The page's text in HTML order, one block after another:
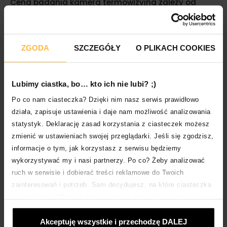
ZGODA SZCZEGÓŁY O PLIKACH COOKIES
Lubimy ciastka, bo… kto ich nie lubi? ;)
Po co nam ciasteczka? Dzięki nim nasz serwis prawidłowo
działa, zapisuje ustawienia i daje nam możliwość analizowania
statystyk. Deklarację zasad korzystania z ciasteczek możesz
zmienić w ustawieniach swojej przeglądarki. Jeśli się zgodzisz,
informacje o tym, jak korzystasz z serwisu będziemy
wykorzystywać my i nasi partnerzy. Po co? Żeby analizować
ruch w serwisie i dobierać treści reklamowe do Twoich
zainteresowań i potrzeb. Sam decydujesz, na które ciasteczka
„Akceptuje wszystkie i przechodzę DALEJ”; dostosować
ciasteczka używając opcji „Personalizuj”; odmówić ciasteczek,
Akceptuję wszystkie i przechodzę DALEJ
Cena badania kamerą termowizyjną zależy od
rodzaju i stopnia złożoności obiektu. Koszt wraz z
raportem wynosi dla domów jednorodzinnych ok.
800-1300 zł. Badanie bez raportu to wydatek rzędu
400-700 zł. Za wypożyczenie samej kamery
Pamiętajmy jednak, że nawet starannie wykonane
zupełnie nieprzydatne. Dlatego też zdecydowanie
lepsze, mimo wyższych kosztów, jest badanie
termowizyjne ze szczegółowym raportem.
Wykonanie badania i wynikających z raportu
poprawek to spory wydatek – pomocna w jego
pokryciu będzie wygodna pożyczka Smartney.
Kamera na podczerwień – samemu czy
Kamera termowizyjna budowlana nie jest